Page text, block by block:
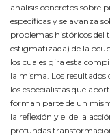
análisis concretos sobre
específicas y se avanza
problemas históricos del
estigmatizada) de la
los cuales gira esta
la misma. Los resultados
los especialistas que
forman parte de un
la reflexión y el de la
profundas